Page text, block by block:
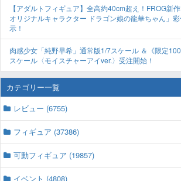
【アダルトフィギュア】全高約40cm超え！FROG新
オリジナルキャラクター ドラゴン娘の龍華ちゃん」
示！
肉感少女「純野早希」通常版1/7スケール ＆《限定
スケール〈モイスチャーアイver.〉受注開始！
カテゴリー一覧
レビュー (6755)
フィギュア (37386)
可動フィギュア (19857)
イベント (4808)